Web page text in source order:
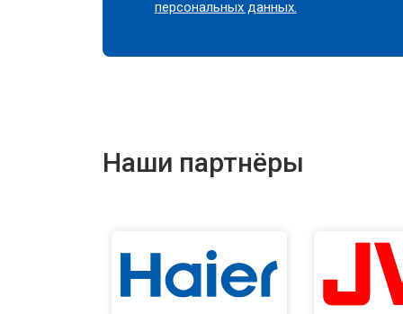
персональных данных.
Наши партнёры